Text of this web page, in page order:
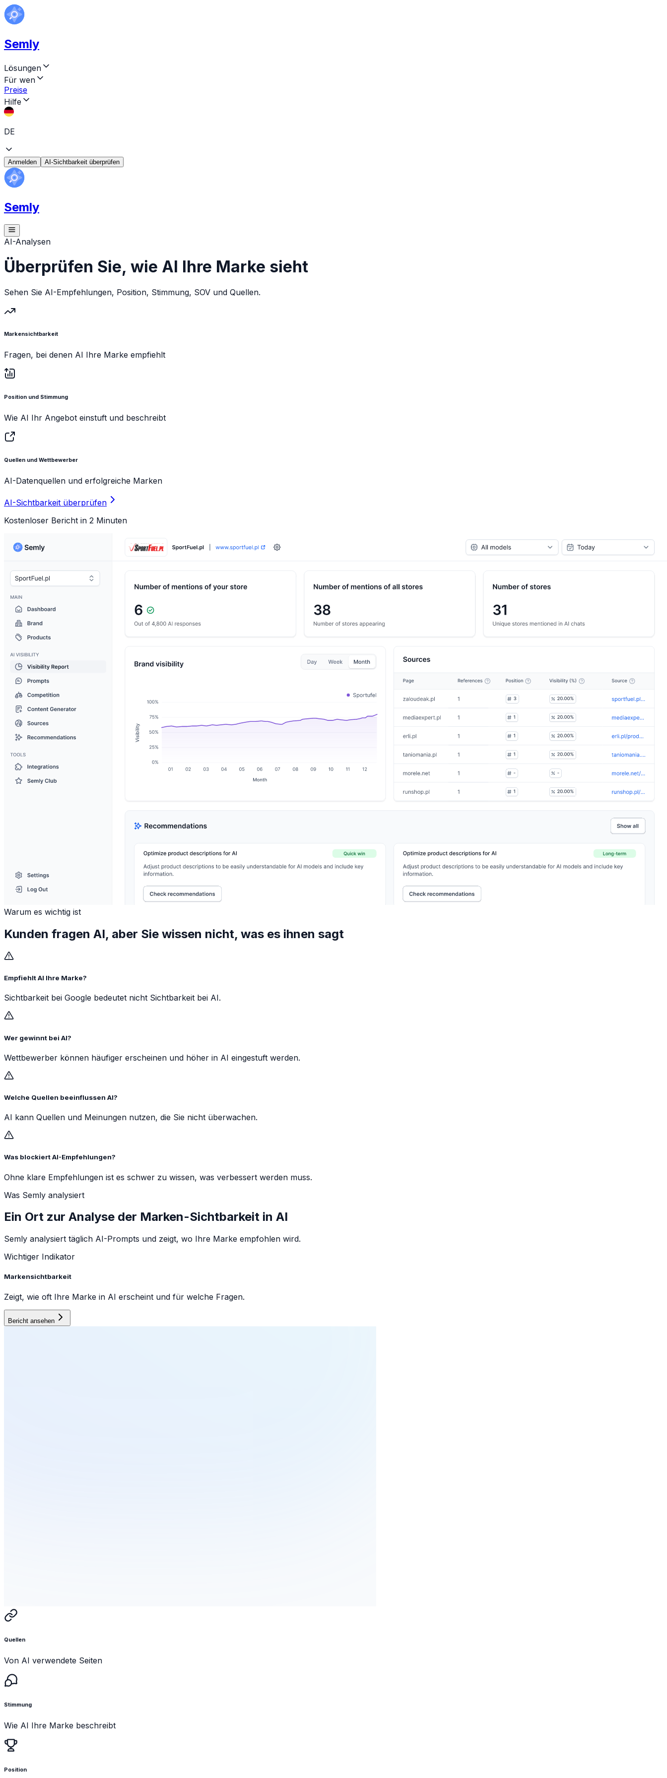
Semly
Lösungen
Für wen
Preise
Hilfe
DE
Anmelden AI-Sichtbarkeit überprüfen
Semly
AI-Analysen
Überprüfen Sie, wie AI Ihre Marke sieht
Sehen Sie AI-Empfehlungen, Position, Stimmung, SOV und Quellen.
Markensichtbarkeit
Fragen, bei denen AI Ihre Marke empfiehlt
Position und Stimmung
Wie AI Ihr Angebot einstuft und beschreibt
Quellen und Wettbewerber
AI-Datenquellen und erfolgreiche Marken
AI-Sichtbarkeit überprüfen
Kostenloser Bericht in 2 Minuten
Warum es wichtig ist
Kunden fragen AI, aber Sie wissen nicht, was es ihnen sagt
Empfiehlt AI Ihre Marke?
Sichtbarkeit bei Google bedeutet nicht Sichtbarkeit bei AI.
Wer gewinnt bei AI?
Wettbewerber können häufiger erscheinen und höher in AI eingestuft werden.
Welche Quellen beeinflussen AI?
AI kann Quellen und Meinungen nutzen, die Sie nicht überwachen.
Was blockiert AI-Empfehlungen?
Ohne klare Empfehlungen ist es schwer zu wissen, was verbessert werden muss.
Was Semly analysiert
Ein Ort zur Analyse der Marken-Sichtbarkeit in AI
Semly analysiert täglich AI-Prompts und zeigt, wo Ihre Marke empfohlen wird.
Wichtiger Indikator
Markensichtbarkeit
Zeigt, wie oft Ihre Marke in AI erscheint und für welche Fragen.
Bericht ansehen
Quellen
Von AI verwendete Seiten
Stimmung
Wie AI Ihre Marke beschreibt
Position